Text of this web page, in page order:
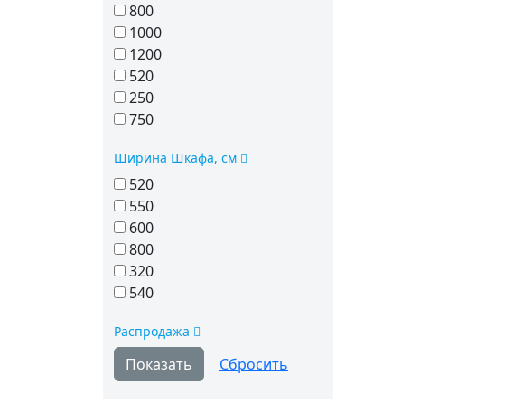
800
1000
1200
520
250
750
Ширина Шкафа, см
520
550
600
800
320
540
Распродажа